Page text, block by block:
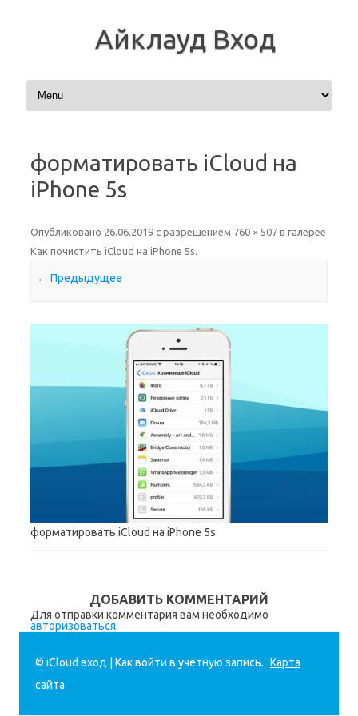
Айклауд Вход
Перейти к содержимому
форматировать iCloud на
iPhone 5s
Опубликовано 26.06.2019 с разрешением 760 × 507 в галерее
Как почистить iCloud на iPhone 5s.
← Предыдущее
форматировать iCloud на iPhone 5s
ДОБАВИТЬ КОММЕНТАРИЙ
Для отправки комментария вам необходимо
авторизоваться.
© iCloud вход | Как войти в учетную запись. Карта
сайта